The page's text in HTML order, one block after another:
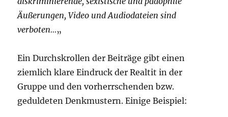
Äußerungen, Video und Audiodateien sind
verboten…„
Ein Durchskrollen der Beiträge gibt einen
ziemlich klare Eindruck der Realtit in der
Gruppe und den vorherrschenden bzw.
geduldeten Denkmustern. Einige Beispiel: